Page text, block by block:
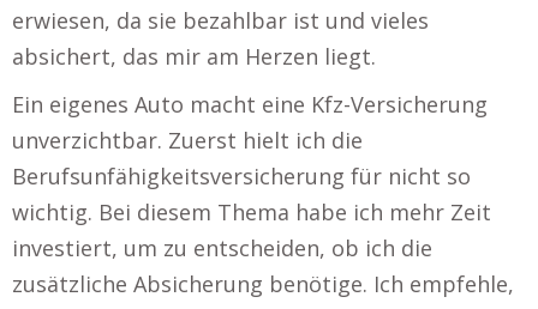
erwiesen, da sie bezahlbar ist und vieles
absichert, das mir am Herzen liegt.
Ein eigenes Auto macht eine Kfz-Versicherung
unverzichtbar. Zuerst hielt ich die
Berufsunfähigkeitsversicherung für nicht so
wichtig. Bei diesem Thema habe ich mehr Zeit
investiert, um zu entscheiden, ob ich die
zusätzliche Absicherung benötige. Ich empfehle,